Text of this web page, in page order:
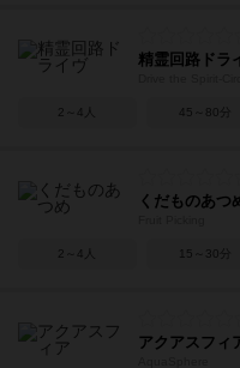
精霊回路ドラ
2～4人 45～80分
くだものあつ
2～4人 15～30分
アクアスフィ